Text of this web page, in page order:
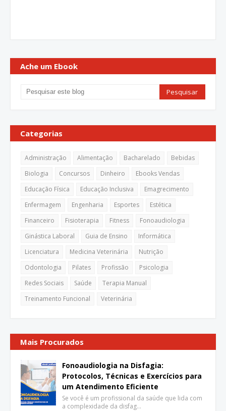
Ache um Ebook
Categorias
Administração Alimentação Bacharelado
Bebidas
Biologia
Concursos Dinheiro
Ebooks Vendas
Educação Física
Educação Inclusiva
Emagrecimento
Enfermagem
Engenharia Esportes
Estética
Financeiro
Fisioterapia Fitness
Fonoaudiologia
Ginástica Laboral
Guia de Ensino
Informática
Licenciatura
Medicina Veterinária
Nutrição
Odontologia
Pilates Profissão
Psicologia
Redes Sociais
Saúde
Terapia Manual
Treinamento Funcional
Veterinária
Mais Procurados
Fonoaudiologia na Disfagia:
Protocolos, Técnicas e Exercícios para
um Atendimento Eficiente
Se você é um profissional da saúde que lida com
a complexidade da disfag…